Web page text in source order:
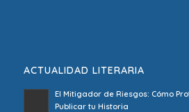
ACTUALIDAD LITERARIA
El Mitigador de Riesgos: Cómo
Publicar tu Historia